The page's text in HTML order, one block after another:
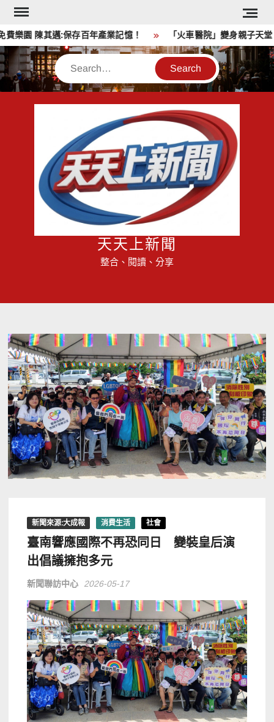
Skip
content
園 陳其邁:保存百年產業記憶！ 「火車醫院」變身親子天堂！
Search
天天上新聞
整合、閱讀、分享
新聞來源:大成報 消費生活 社會
臺南響應國際不再恐同日 變裝皇后演
出倡議擁抱多元
新聞聯訪中心 2026-05-17